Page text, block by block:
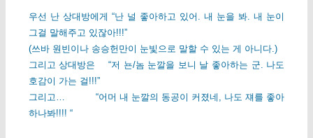
우선 난 상대방에게 “난 널 좋아하고 있어. 내 눈을 봐. 내 눈이
그걸 말해주고 있잖아!!!”
(쓰바 원빈이나 송승헌만이 눈빛으로 말할 수 있는 게 아니다.)
그리고 상대방은 “저 뇬/놈 눈깔을 보니 날 좋아하는 군. 나도
호감이 가는 걸!!!”
그리고… “어머 내 눈깔의 동공이 커졌네, 나도 쟤를 좋아
하나봐!!!! “